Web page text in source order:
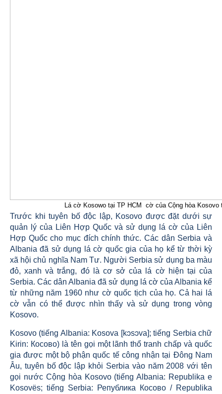
Lá cờ Kosowo tại TP HCM cờ của Cộng hòa
Trước khi tuyên bố độc lập, Kosovo được đặt dưới sự
quản lý của Liên Hợp Quốc và sử dụng lá cờ của Liên
Hợp Quốc cho mục đích chính thức. Các dân Serbia và
Albania đã sử dụng lá cờ quốc gia của họ kể từ thời kỳ
xã hội chủ nghĩa Nam Tư. Người Serbia sử dụng ba màu
đỏ, xanh và trắng, đó là cơ sở của lá cờ hiện tại của
Serbia. Các dân Albania đã sử dụng lá cờ của Albania kể
từ những năm 1960 như cờ quốc tịch của họ. Cả hai lá
cờ vẫn có thể được nhìn thấy và sử dụng trong vòng
Kosovo.
Kosovo (tiếng Albania: Kosova [kɔsɔva]; tiếng Serbia chữ
Kirin: Косово) là tên gọi một lãnh thổ tranh chấp và quốc
gia được một bộ phận quốc tế công nhận tại Đông Nam
Âu, tuyên bố độc lập khỏi Serbia vào năm 2008 với tên
gọi nước Cộng hòa Kosovo (tiếng Albania: Republika e
Kosovës; tiếng Serbia: Република Косово / Republika